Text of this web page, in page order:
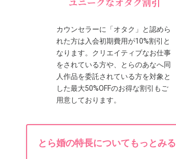
カウンセラーに「オタク」と認めら
れた方は入会初期費用が10%割引と
なります。クリエイティブなお仕事
をされている方や、とらのあなへ同
人作品を委託されている方を対象と
した最大50%OFFのお得な割引もご
用意しております。
とら婚の特長についてもっとみる